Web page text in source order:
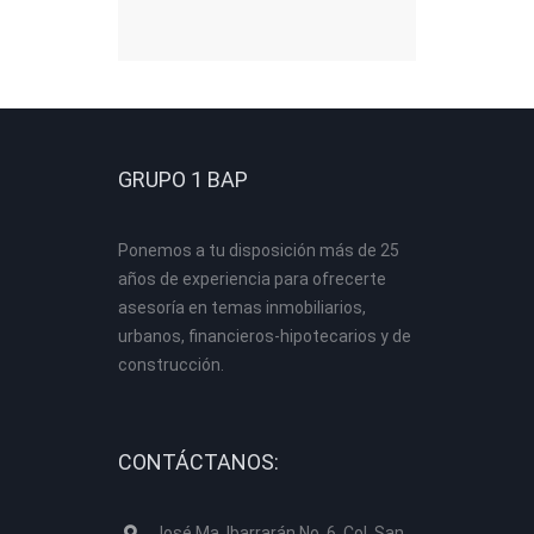
GRUPO 1 BAP
Ponemos a tu disposición más de 25
años de experiencia para ofrecerte
asesoría en temas inmobiliarios,
urbanos, financieros-hipotecarios y de
construcción.
CONTÁCTANOS: